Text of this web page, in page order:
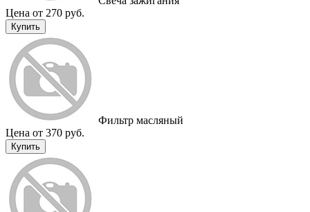
Цена от 270 руб.
Купить
Фильтр масляный
Цена от 370 руб.
Купить